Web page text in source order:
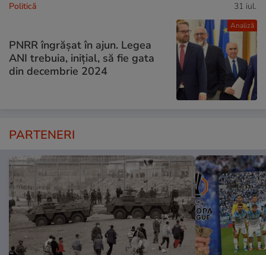
Analiză
Politică 31 iul.
PNRR îngrășat în ajun. Legea
ANI trebuia, inițial, să fie gata
din decembrie 2024
PARTENERI